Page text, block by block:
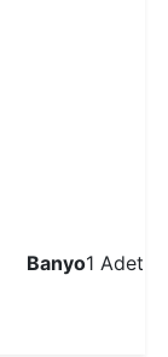
Banyo1 Adet